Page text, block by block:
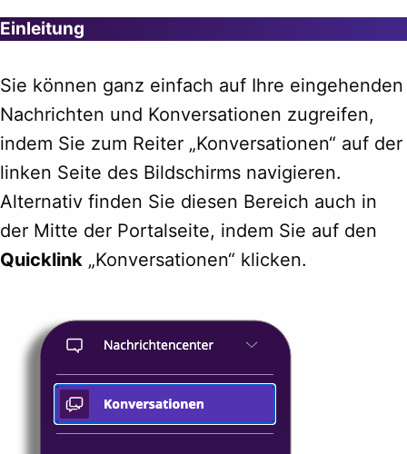
Einleitung
Sie können ganz einfach auf Ihre eingehenden
Nachrichten und Konversationen zugreifen,
indem Sie zum Reiter „Konversationen“ auf der
linken Seite des Bildschirms navigieren.
Alternativ finden Sie diesen Bereich auch in
der Mitte der Portalseite, indem Sie auf den
Quicklink „Konversationen“ klicken.